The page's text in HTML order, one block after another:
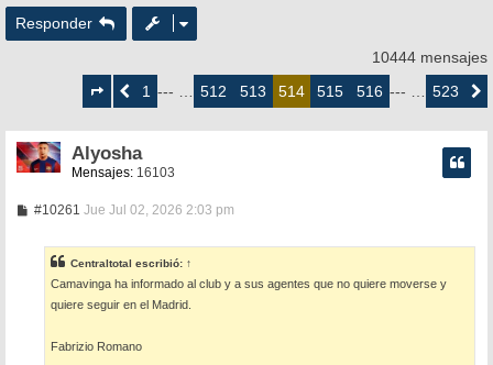
Responder
10444 mensajes
deAnterior1 --- … 512 513 514 515 516 --- … 523
Alyosha
Mensajes: 16103
#10261 M
a
j
e
Jue Jul 02, 2026 2:03 pm
Centraltotal escribió: ↑
Camavinga ha informado al club y a sus agentes que no quiere moverse y
quiere seguir en el Madrid.
Fabrizio Romano